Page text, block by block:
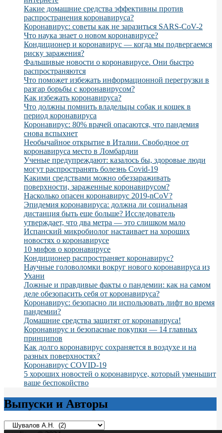
Какие домашние средства эффективны против
распространения коронавируса?
Коронавирус: советы как не заразиться SARS-CoV-2
Что наука знает о новом коронавирусе?
Кондиционер и коронавирус — когда мы подвергаемся
риску заражения?
Фальшивые новости о коронавирусе. Они быстро
распространяются
Что поможет избежать информационной перегрузки в
разгар борьбы с коронавирусом?
Как избежать коронавируса?
Что должны помнить владельцы собак и кошек в
период коронавируса
Коронавирус: 80% врачей опасаются, что пандемия
снова вспыхнет
Необычайное открытие в Италии. Свободное от
коронавируса место в Ломбардии
Ученые предупреждают: казалось бы, здоровые люди
могут распространять болезнь Covid-19
Какими средствами можно обеззараживать
поверхности, зараженные коронавирусом?
Насколько опасен коронавирус 2019-nCoV?
Эпидемия коронавируса: должна ли социальная
дистанция быть еще больше? Исследователь
утверждает, что два метра — это слишком мало
Испанский микробиолог настаивает на хороших
новостях о коронавирусе
10 мифов о коронавирусе
Кондиционер распространяет коронавирус?
Научные головоломки вокруг нового коронавируса из
Ухани
Ложные и правдивые факты о пандемии: как на самом
деле обезопасить себя от коронавируса?
Коронавирус: безопасно ли использовать лифт во время
пандемии?
Домашние средства защитят от коронавируса!
Коронавирус и безопасные покупки — 14 главных
принципов
Как долго коронавирус сохраняется в воздухе и на
разных поверхностях?
Коронавирус COVID-19
5 хороших новостей о коронавирусе, который уменьшит
ваше беспокойство
Выпуски и Авторы
Выпуски